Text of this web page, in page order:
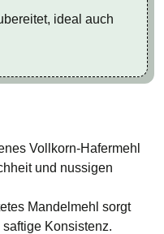
ideal auch
Vollkorn-Hafermehl
und nussigen
Mandelmehl sorgt
Konsistenz.